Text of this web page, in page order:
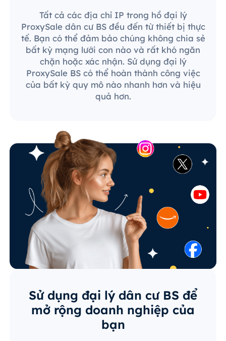
Tất cả các địa chỉ IP trong hồ đại lý
ProxySale dân cư BS đều đến từ thiết bị thực
tế. Bạn có thể đảm bảo chúng không chia sẻ
bất kỳ mạng lưới con nào và rất khó ngăn
chặn hoặc xác nhận. Sử dụng đại lý
ProxySale BS có thể hoàn thành công việc
của bất kỳ quy mô nào nhanh hơn và hiệu
quả hơn.
Sử dụng đại lý dân cư BS để
mở rộng doanh nghiệp của
bạn